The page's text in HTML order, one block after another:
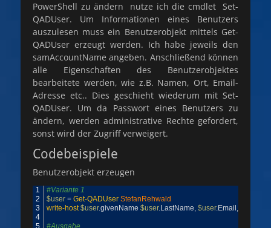
PowerShell zu ändern nutze ich die cmdlet Set-
QADUser. Um Informationen eines Benutzers
auszulesen muss ein Benutzerobjekt mittels Get-
QADUser erzeugt werden. Ich habe jeweils den
samAccountName angeben. Anschließend können
alle Eigenschaften des Benutzerobjektes
bearbeitete werden, wie z.B. Namen, Ort, Email-
Adresse etc.. Dies geschieht wiederum mit Set-
QADUser. Um da Passwort eines Benutzers zu
ändern, werden administrative Rechte gefordert,
sonst wird der Zugriff verweigert.
Codebeispiele
Benutzerobjekt erzeugen
1
2
3
4
5
#Variante 1
$user = Get-QADUser StefanRehwald
write-host $user.givenName $user.LastName, $user.Email ,
#Ausgabe